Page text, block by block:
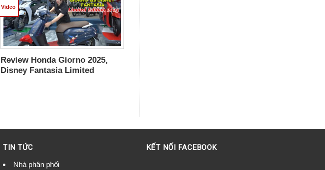
Review Honda Giorno 2025,
Disney Fantasia Limited
Video
TIN TỨC
Nhà phân phối
KẾT NỐI FACEBOOK